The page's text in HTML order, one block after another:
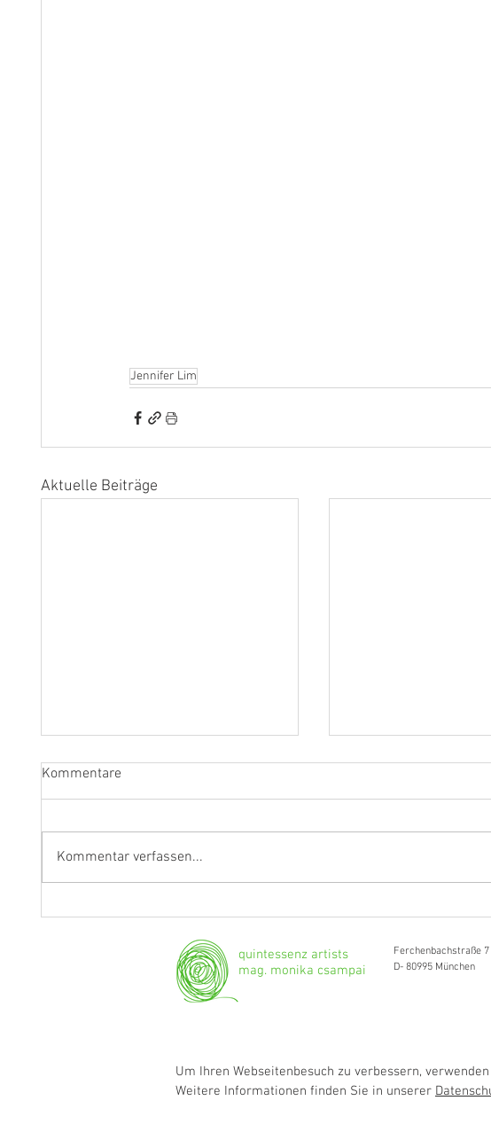
Jennifer Lim
Aktuelle Beiträge
Kommentare
Kommentar verfassen...
quintessenz artists
mag. monika csampai
Ferchenbachstraße 7
D- 80995 München
Um Ihren Webseitenbesuch zu verbessern,
Weitere Informationen finden Sie in unserer